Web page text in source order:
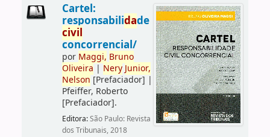
Cartel:
responsabilidade
civil
concorrencial/
por Maggi, Bruno
Oliveira | Nery Junior,
Nelson [Prefaciador] |
Pfeiffer, Roberto
[Prefaciador].
Editora:São Paulo: Revista
dos Tribunais, 2018